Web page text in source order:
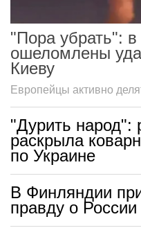
"Пора убрать":
ошеломлены
Киеву
Европейцы активно
"Дурить народ":
раскрыла
по Украине
В Финляндии
правду о России